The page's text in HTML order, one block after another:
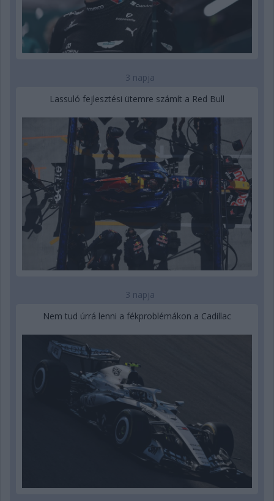
3 napja
Lassuló fejlesztési ütemre számít a Red Bull
3 napja
Nem tud úrrá lenni a fékproblémákon a Cadillac